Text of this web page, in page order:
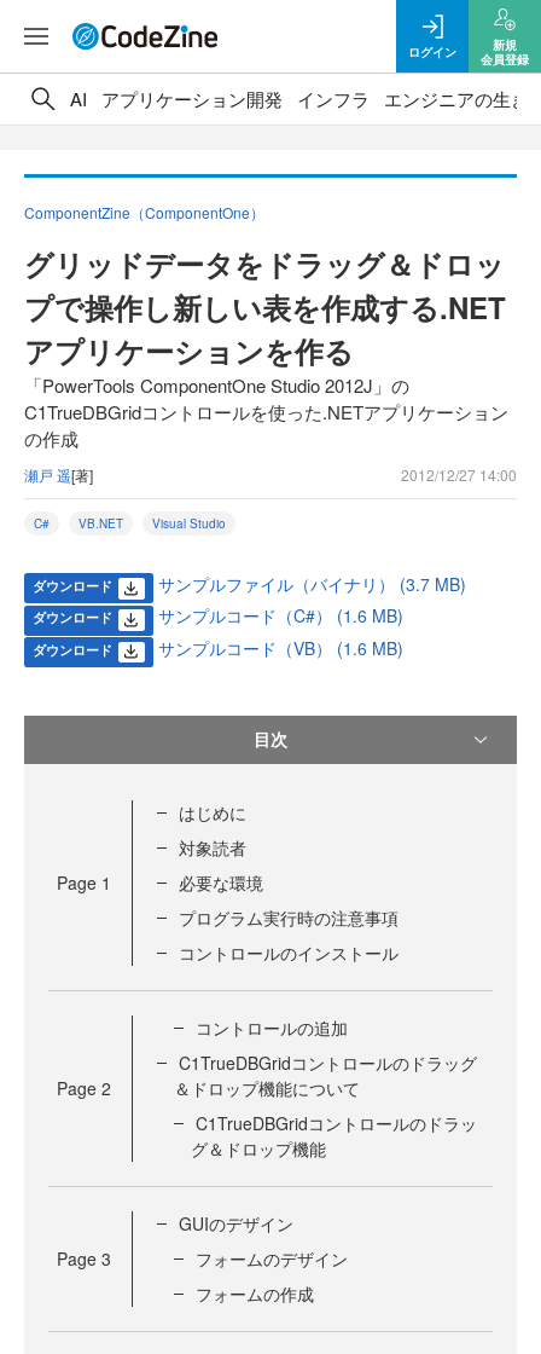
ログイン
新規
会員登録
AI アプリケーション開発 インフラ エンジニアの生き
ComponentZine（ComponentOne）
グリッドデータをドラッグ＆ドロッ
プで操作し新しい表を作成する.NET
アプリケーションを作る
「PowerTools ComponentOne Studio 2012J」の
C1TrueDBGridコントロールを使った.NETアプリケーション
の作成
瀬戸 遥[著] 2012/12/27 14:00
C# VB.NET Visual Studio
ダウンロード サンプルファイル（バイナリ） (3.7 MB)
ダウンロード サンプルコード（C#） (1.6 MB)
ダウンロード サンプルコード（VB） (1.6 MB)
目次
Page 1
はじめに
対象読者
必要な環境
プログラム実行時の注意事項
コントロールのインストール
Page 2
コントロールの追加
C1TrueDBGridコントロールのドラッグ
＆ドロップ機能について
C1TrueDBGridコントロールのドラッ
グ＆ドロップ機能
Page 3
GUIのデザイン
フォームのデザイン
フォームの作成